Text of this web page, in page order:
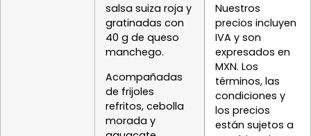
Nuestros
precios incluyen
IVA y son
expresados en
MXN. Los
términos, las
condiciones y
los precios
están sujetos a
salsa suiza roja y
gratinadas con
40 g de queso
manchego.
Acompañadas
de frijoles
refritos, cebolla
morada y